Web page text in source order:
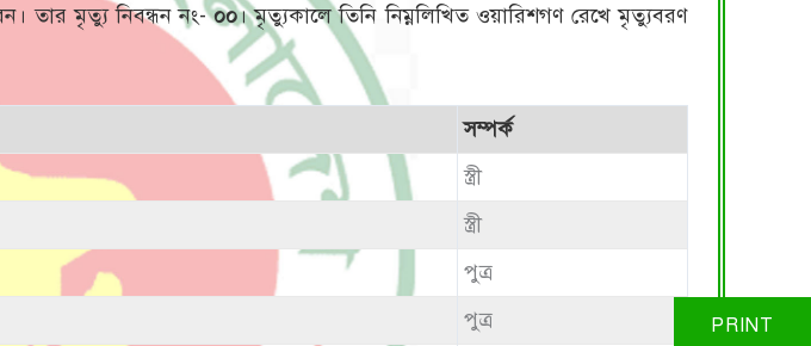
তার মৃত্যু নিবন্ধন নং-০০। মৃত্যুকালে তিনি নিম্নলিখিত ওয়ারিশগণ রেখে মৃত্যুবরণ
সম্পর্ক
স্ত্রী
স্ত্রী
পুত্র
পুত্র